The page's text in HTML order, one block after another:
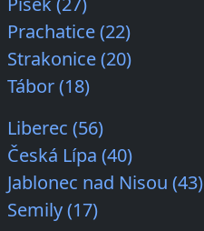
Prachatice (22)
Strakonice (20)
Tábor (18)
Liberec (56)
Česká Lípa (40)
Jablonec nad Nisou (43)
Semily (17)